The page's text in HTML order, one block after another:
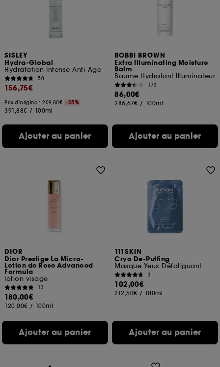
SISLEY
Hydra-Global
Hydratation Intense Anti-Age
50
156,75€
Prix d'origine : 209,00€ -25%
391,88€ / 100ml
Ajouter au panier
BOBBI BROWN
Extra Illuminating Moisture
Balm
Baume Hydratant Illuminateur
173
86,00€
286,67€ / 100ml
Ajouter au panier
DIOR
Dior Prestige La Micro-
Lotion de Rose Advanced
Formula
lotion visage
13
180,00€
120,00€ / 100ml
Ajouter au panier
111SKIN
Cryo De-Puffing
Masque Yeux Défatiguant
3
102,00€
212,50€ / 100ml
Ajouter au panier